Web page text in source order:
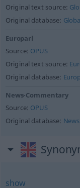
Original text source:
Original database:
Europarl
Source: OPUS
Original text source:
Original database:
News-Commentary
Source: OPUS
Original database:
show